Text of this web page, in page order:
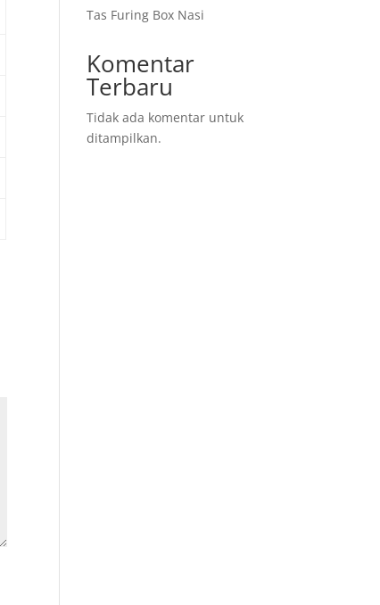
Tas Furing Box Nasi
Komentar
Terbaru
Tidak ada komentar untuk
ditampilkan.